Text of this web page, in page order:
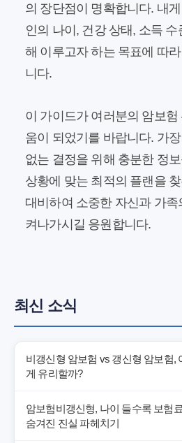
의 장단점이 명확합니다. 내
인의 나이, 건강 상태, 소득
해 이루고자 하는 목표에 따
니다.
이 가이드가 여러분의 암보험
움이 되었기를 바랍니다. 가
없는 결정을 위해 충분한 정
상황에 맞는 최적의 플랜을
대비하여 소중한 자신과 가족
켜나가시길 응원합니다.
최신 소식
비갱신형 암보험 vs 갱신형 암보험,
게 유리할까?
암보험비갱신형, 나이 들수록 보험
숨겨진 진실 파헤치기